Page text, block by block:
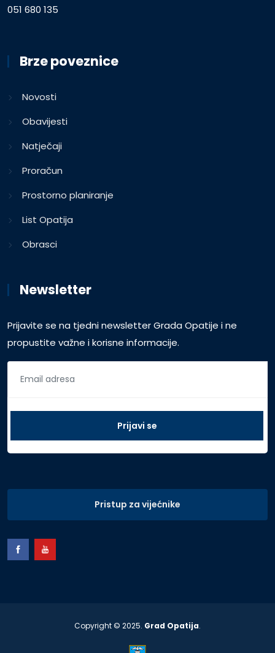
051 680 135
Brze poveznice
Novosti
Obavijesti
Natječaji
Proračun
Prostorno planiranje
List Opatija
Obrasci
Newsletter
Prijavite se na tjedni newsletter Grada Opatije i ne
propustite važne i korisne informacije.
Pristup za vijećnike
Copyright © 2025. Grad Opatija.